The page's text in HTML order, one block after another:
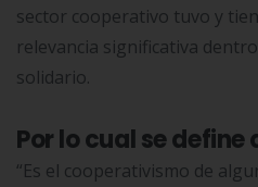
sector cooperativo tuvo y
relevancia significativa
solidario.
Por lo cual se define
“Es el cooperativismo de